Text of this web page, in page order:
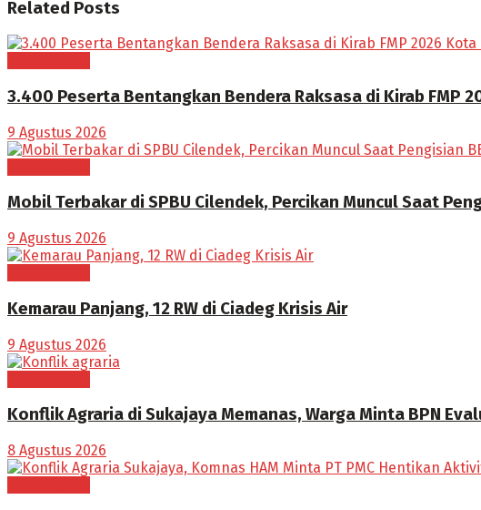
Related Posts
3.400 Peserta Bentangkan Bendera Raksasa di Kirab FMP
9 Agustus 2026
Mobil Terbakar di SPBU Cilendek, Percikan Muncul Saat
9 Agustus 2026
Kemarau Panjang, 12 RW di Ciadeg Krisis Air
9 Agustus 2026
Konflik Agraria di Sukajaya Memanas, Warga Minta BPN
8 Agustus 2026